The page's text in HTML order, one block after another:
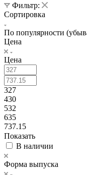
Фильтр:
Сортировка
По популярности
Цена
Цена
327
430
532
635
737.15
Показать
В наличии
Форма выпуска